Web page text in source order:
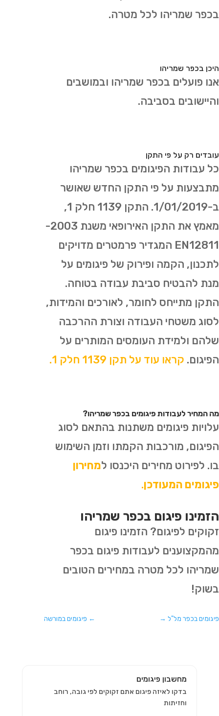
בכפר שמריהו לכל מטרה.
היכן בכפר שמריהו
אנו פועלים בכפר שמריהו ובמושבים
והיישובים בסביבה.
עובדים רק על פי התקן
כל עבודות הפיגומים בכפר שמריהו
מתבצעות על פי התקן החדש שאושר
ב-1/01/2019. התקן 1139 חלק 1,
מאמץ את התקן האירופאי משנת 2003-
EN12811 המגדיר פרמטרים מדויקים
לתכנון, הקמה ופירוק של פיגומים על
מנת להבטיח סביבת עבודה בטוחה.
התקן מתייחס לחומר, לאורכים והמידות,
לסוג משטחי העבודה וצורת ההרכבה
שלהם ולמידת העומסים המותרים על
הפיגום. קראו עוד על תקן 1139 חלק 1.
מה המחיר לעבודות פיגומים בכפר שמריהו?
עלויות פיגומים משתנות בהתאם לסוג
הפיגום, מורכבות הקמתו וזמן השימוש
בו. לפירוט מחירים היכנסו למחירון
פיגומים המעודכן.
הזמינו פיגום בכפר שמריהו
זקוקים לפיגום? הזמינו פיגום
מהמקצוענים לעבודות פיגום בכפר
שמריהו לכל מטרה במחירים הטובים
בשוק!
← פיגומים במורשה פיגומים בכפר מל"ל →
מחשבון פיגומים
בדקו לאיזה פיגום אתם זקוקים לפי גובה, רוחב
וחזיתות